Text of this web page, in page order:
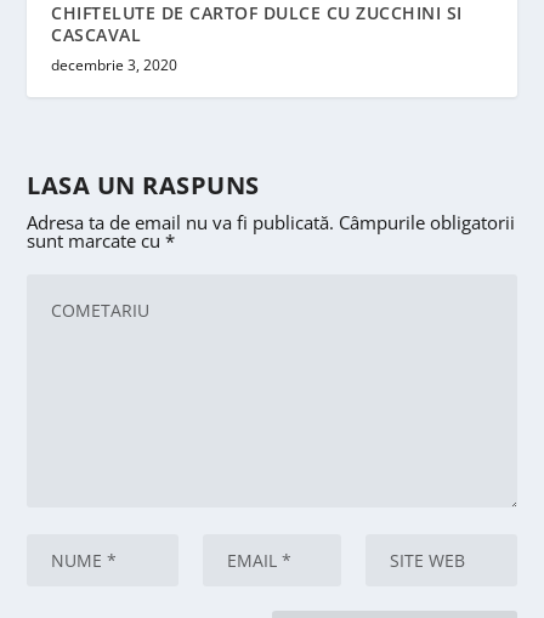
CHIFTELUTE DE CARTOF DULCE CU ZUCCHINI SI
CASCAVAL
decembrie 3, 2020
LASA UN RASPUNS
Adresa ta de email nu va fi publicată. Câmpurile obligatorii
sunt marcate cu*